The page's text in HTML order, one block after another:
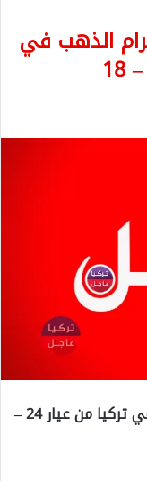
الذهب في
عاجل ارتفاع جنوني لسعر غرام الذهب في تركيا من عيار 24 –